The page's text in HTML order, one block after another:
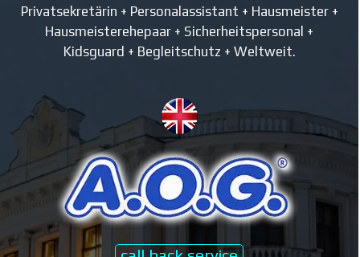
Privatsekretärin + Personalassistant + Hausmeister +
Hausmeisterehepaar + Sicherheitspersonal +
Kidsguard + Begleitschutz + Weltweit.